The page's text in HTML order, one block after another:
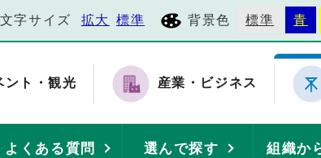
文字サイズ 拡大 標準 背景色 標準 青
ント・観光 産業・ビジネス
よくある質問 選んで探す 組織か